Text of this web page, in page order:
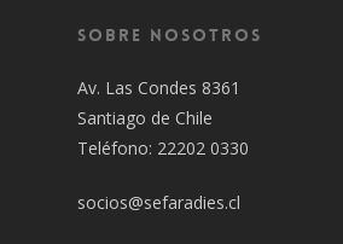
Sobre Nosotros
Av. Las Condes 8361
Santiago de Chile
Teléfono: 22202 0330
socios@sefaradies.cl